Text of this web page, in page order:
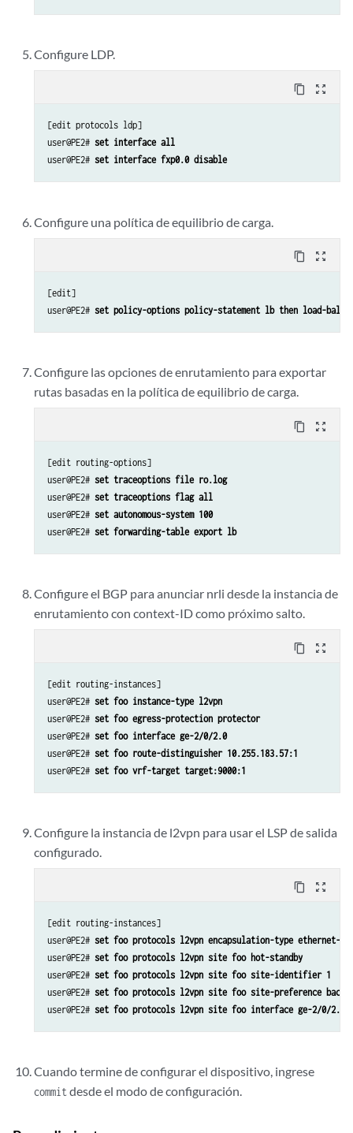
Configure LDP.
content_copy zoom_out_map
[edit protocols ldp]
user@PE2# set interface all
user@PE2# set interface fxp0.0 disable
Configure una política de equilibrio de carga.
content_copy zoom_out_map
[edit]
user@PE2# set policy-options policy-statement lb then load-
Configure las opciones de enrutamiento para exportar
rutas basadas en la política de equilibrio de carga.
content_copy zoom_out_map
[edit routing-options]
user@PE2# set traceoptions file ro.log
user@PE2# set traceoptions flag all
user@PE2# set autonomous-system 100
user@PE2# set forwarding-table export lb
Configure el BGP para anunciar nrli desde la instancia de
enrutamiento con context-ID como próximo salto.
content_copy zoom_out_map
[edit routing-instances]
user@PE2# set foo instance-type l2vpn
user@PE2# set foo egress-protection protector
user@PE2# set foo interface ge-2/0/2.0
user@PE2# set foo route-distinguisher 10.255.183.57:1
user@PE2# set foo vrf-target target:9000:1
Configure la instancia de l2vpn para usar el LSP de salida
configurado.
content_copy zoom_out_map
[edit routing-instances]
user@PE2# set foo protocols l2vpn encapsulation-type ethernet-
user@PE2# set foo protocols l2vpn site foo hot-standby
user@PE2# set foo protocols l2vpn site foo site-identifier 1
user@PE2# set foo protocols l2vpn site foo site-preference
user@PE2# set foo protocols l2vpn site foo interface ge-2/0/2.0
Cuando termine de configurar el dispositivo, ingrese
commitdesde el modo de configuración.